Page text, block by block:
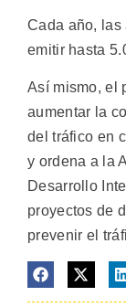
Cada año, las
emitir hasta
Así mismo, el
aumentar la
del tráfico en
y ordena a la
Desarrollo
proyectos de
prevenir el